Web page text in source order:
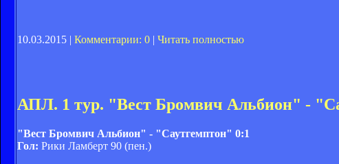
10.03.2015 | Комментарии: 0 | Читать полностью
АПЛ. 1 тур. "Вест Бромвич Альбион" -
"Вест Бромвич Альбион" - "Саутгемптон" 0:1
Гол: Рики Ламберт 90 (пен.)